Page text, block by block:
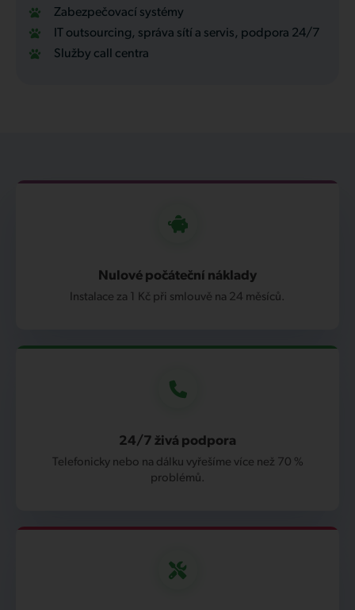
Zabezpečovací systémy
IT outsourcing, správa sítí a servis, podpora 24/7
Služby call centra
Nulové počáteční náklady
Instalace za 1 Kč při smlouvě na 24 měsíců.
24/7 živá podpora
Telefonicky nebo na dálku vyřešíme více než 70 %
problémů.